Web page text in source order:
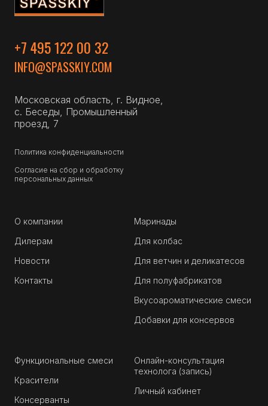
+7 495 122 00 32
INFO@SPASSKIY.COM
Московская область, г. Видное,
с. Беседы, Промышленный
проезд, 7
Политика конфиденциальности
Согласие на сбор и обработку
персональных данных
О компании
Дилерам
Новости
Контакты
Маринады
Для колбас
Для ветчин и деликатесов
Для полуфабрикатов
Вкусоароматические смеси
Добавки для консервов
Функциональные смеси
Красители
Консерванты
Онлайн-консультация
технолога (запись)
Личный кабинет